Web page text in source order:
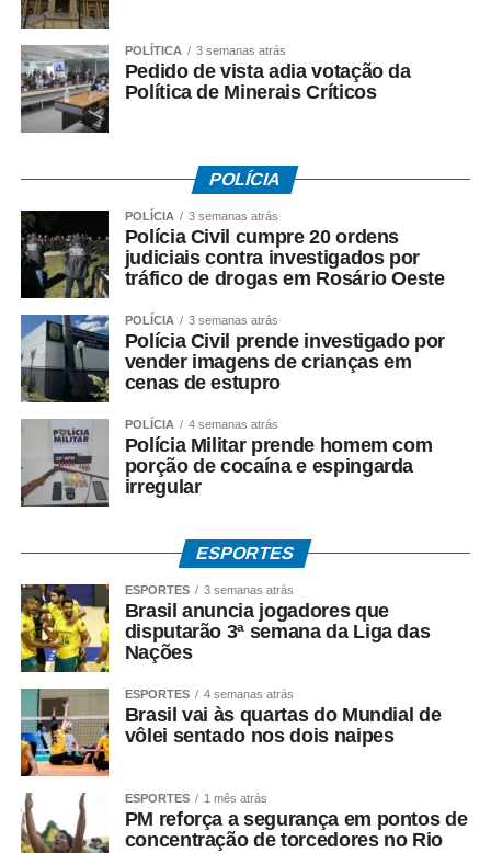
registros nacionais. Minas Gerais e Rio de Janeiro
aparecem na sequência. Entre as demais regiões, o Sul
somou 9.098 internações; o Nordeste, 15.985; o Centro-
Fonte: EBC Saúde
COMENTE ABAIXO:
WhatsApp
Facebook
Twitter
Messenger
LinkedIn
Share
POLÍTICA 3 semanas atrás
Pedido de vista adia votação da
Política de Minerais Críticos
POLÍCIA
POLÍCIA 3 semanas atrás
Polícia Civil cumpre 20 ordens
judiciais contra investigados por
tráfico de drogas em Rosário Oeste
POLÍCIA 3 semanas atrás
Polícia Civil prende investigado por
vender imagens de crianças em
cenas de estupro
POLÍCIA 4 semanas atrás
Polícia Militar prende homem com
porção de cocaína e espingarda
irregular
ESPORTES
ESPORTES 3 semanas atrás
Brasil anuncia jogadores que
disputarão 3ª semana da Liga das
Nações
ESPORTES 4 semanas atrás
Brasil vai às quartas do Mundial de
vôlei sentado nos dois naipes
ESPORTES 1 mês atrás
PM reforça a segurança em pontos de
concentração de torcedores no Rio